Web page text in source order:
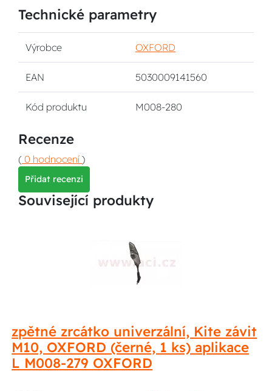
Technické parametry
Výrobce OXFORD
EAN 5030009141560
Kód produktu M008-280
Recenze
( 0 hodnocení )
Přidat recenzi
Související produkty
zpětné zrcátko univerzální, Kite závit
M10, OXFORD (černé, 1 ks) aplikace
L M008-279 OXFORD